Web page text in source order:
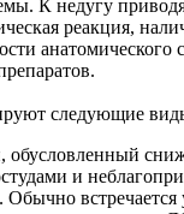
К недугу
реакция,
анатомического
следующие
обусловленный
и
Обычно встречается